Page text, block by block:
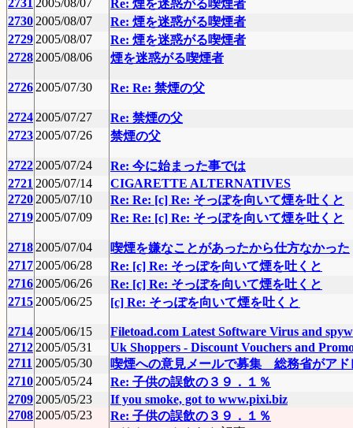
2731 2005/08/07
Re: 煙を迷惑がる喫煙者
2730 2005/08/07
Re: 煙を迷惑がる喫煙者
2729 2005/08/07
Re: 煙を迷惑がる喫煙者
2728 2005/08/06 煙を迷惑がる喫煙者
2726 2005/07/30 Re: Re: 禁煙の父
2724 2005/07/27
Re: 禁煙の父
2723 2005/07/26 禁煙の父
2722 2005/07/24
Re: 今に始まった事では
2721 2005/07/14
CIGARETTE ALTERNATIVES
2720 2005/07/10
Re: Re: [c] Re: そっぽを向いて煙を吐くと
2719 2005/07/09 Re: Re: [c] Re: そっぽを向いて煙を吐くと
2718 2005/07/04
喫煙を嫌なことがあったから仕方なかった
2717 2005/06/28
Re: [c] Re: そっぽを向いて煙を吐くと
2716 2005/06/26
Re: [c] Re: そっぽを向いて煙を吐くと
2715 2005/06/25 [c] Re: そっぽを向いて煙を吐くと
2714 2005/06/15
Filetoad.com Latest Software Virus and
2712 2005/05/31
Uk Shoppers - Discount Vouchers and
2711 2005/05/30
喫煙への意見メールで募集 総務省がアド
2710 2005/05/24
Re: 子供の誤飲の３９．１％
2709 2005/05/23
If you smoke, got to www.pixi.biz
2708 2005/05/23
Re: 子供の誤飲の３９．１％